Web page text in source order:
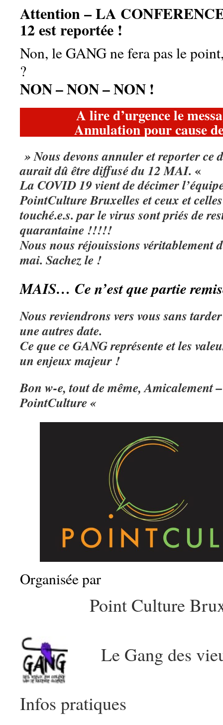
Attention – LA
12 est reportée !
Non, le GANG ne fera pas le
?
NON – NON – NON !
A lire d’urgence le
Annulation pour cause
» Nous devons annuler et reporter ce
aurait dû être diffusé du 12 MAI. «
La COVID 19 vient de décimer
PointCulture Bruxelles et ceux et
touché.e.s. par le virus sont priés de
quarantaine !!!!!
Nous nous réjouissions véritablement
mai. Sachez le !
MAIS… Ce n’est que partie
Nous reviendrons vers vous sans
une autres date.
Ce que ce GANG représente et les
un enjeux majeur !
Bon w-e, tout de même, Amicalement
PointCulture «
Organisée par
Point Culture
Le Gang des
Infos pratiques